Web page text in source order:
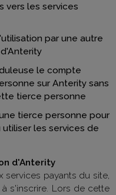
vers les services
par une autre
le compte
sur Anterity sans
tierce personne
tierce personne pour
les services de
d'Anterity
services payants du site,
s'inscrire. Lors de cette